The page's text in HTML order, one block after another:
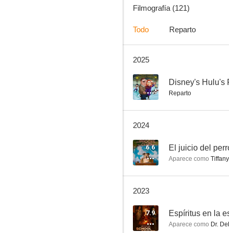
8.0
Filmografía (121)
Todo Reparto
2025
-- Disney's Hulu's
Reparto
2024
6.6 El juicio del
Aparece como
2023
7.9 Espíritus en la
Aparece como Dr.